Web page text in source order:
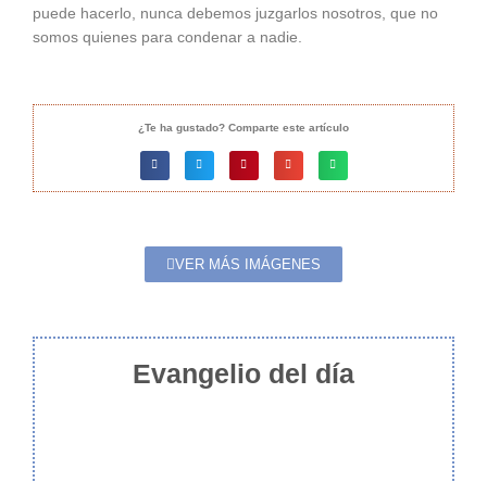
puede hacerlo, nunca debemos juzgarlos nosotros, que no
somos quienes para condenar a nadie.
¿Te ha gustado? Comparte este artículo
VER MÁS IMÁGENES
Evangelio del día